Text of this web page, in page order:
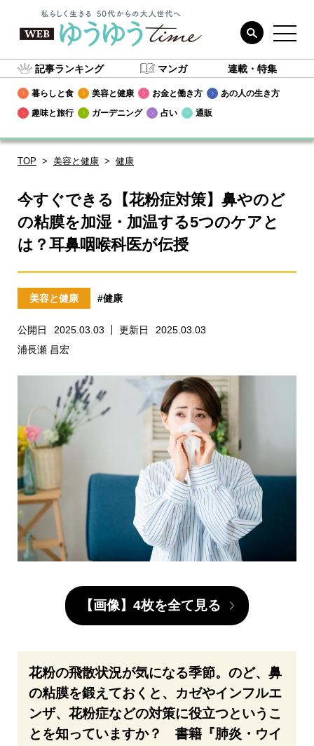
記事ランキング マンガ 連載・特集
暮らしと食 美容と健康 お金と働き方
あの人の生き方
趣味と旅行
ガーデニング 占い 通販
TOP 美容と健康 健康
今すぐできる【花粉症対策】鼻やのど
の粘膜を加湿・加温する5つのケアと
は？耳鼻咽喉科医が伝授
美容と健康 #健康
公開日 2025.03.03 更新日
2025.03.03
浦長瀬 昌宏
【画像】4枚を全て見る
花粉の飛散状況が気になる季節。のど、鼻
の粘膜を鍛えておくと、カゼやインフルエ
ンザ、花粉症などの対策に役立つというこ
とを知っていますか？ 書籍『肺炎・ウイ